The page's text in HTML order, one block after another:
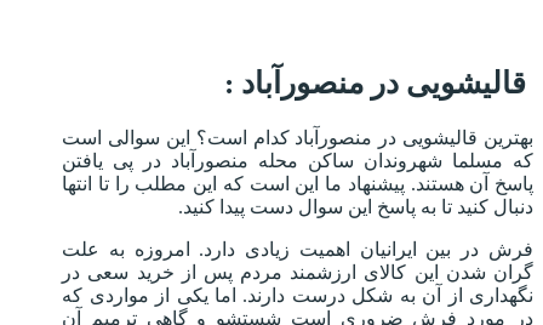
قالیشویی در منصورآباد :
بهترین قالیشویی در منصورآباد کدام است؟ این سوالی است
که مسلما شهروندان ساکن محله منصورآباد در پی یافتن
پاسخ آن هستند. پیشنهاد ما این است که این مطلب را تا انتها
دنبال کنید تا به پاسخ این سوال دست پیدا کنید.
فرش در بین ایرانیان اهمیت زیادی دارد. امروزه به علت
گران شدن این کالای ارزشمند مردم پس از خرید سعی در
نگهداری از آن به شکل درست دارند. اما یکی از مواردی که
در مورد فرش ضروری است شستشو و گاهی ترمیم آن